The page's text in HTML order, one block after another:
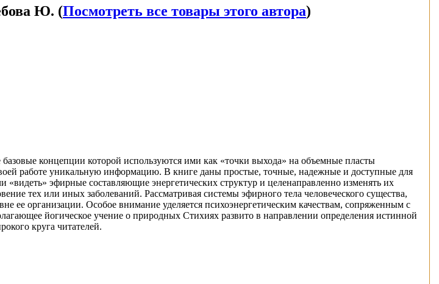
Ю. (Посмотреть все товары этого автора)
концепции которой используются ими как «точки выхода» на объемные пласты
работе уникальную информацию. В книге даны простые, точные, надежные и доступные для
эфирные составляющие энергетических структур и целенаправленно изменять их
тех или иных заболеваний. Рассматривая системы эфирного тела человеческого существа,
ее организации. Особое внимание уделяется психоэнергетическим качествам, сопряженным с
йогическое учение о природных Стихиях развито в направлении определения истинной
круга читателей.